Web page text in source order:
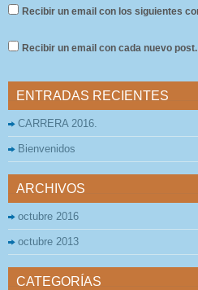
Recibir un email con los siguientes
Recibir un email con cada nuevo post.
ENTRADAS RECIENTES
CARRERA 2016.
Bienvenidos
ARCHIVOS
octubre 2016
octubre 2013
CATEGORÍAS